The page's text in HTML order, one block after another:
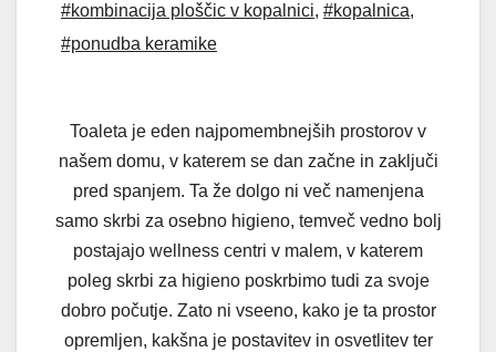
#kombinacija ploščic v kopalnici, #kopalnica,
#ponudba keramike
Toaleta je eden najpomembnejših prostorov v
našem domu, v katerem se dan začne in zaključi
pred spanjem. Ta že dolgo ni več namenjena
samo skrbi za osebno higieno, temveč vedno bolj
postajajo wellness centri v malem, v katerem
poleg skrbi za higieno poskrbimo tudi za svoje
dobro počutje. Zato ni vseeno, kako je ta prostor
opremljen, kakšna je postavitev in osvetlitev ter